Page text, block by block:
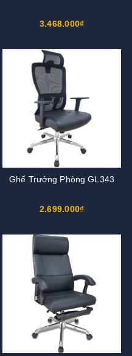
3.468.000₫
Ghế Trưởng Phòng GL343
2.699.000₫